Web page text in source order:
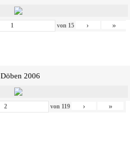
von 15 › »
Döben 2006
von 119 › »